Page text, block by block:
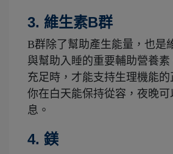
3. 維生素B群
B群除了幫助產生能量，也是
與幫助入睡的重要輔助營養
充足時，才能支持生理機能
你在白天能保持從容，夜晚
息。
4. 鎂